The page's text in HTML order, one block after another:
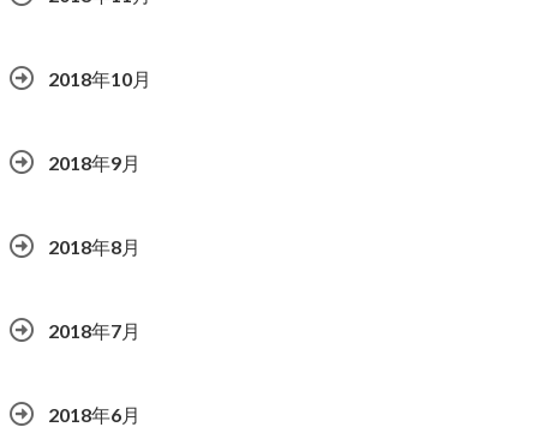
2018年10月
2018年9月
2018年8月
2018年7月
2018年6月